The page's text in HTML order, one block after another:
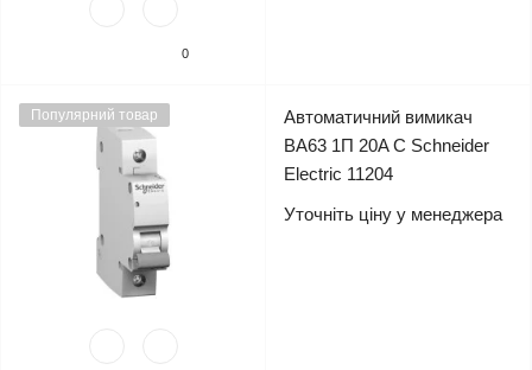
0
Популярний товар
Автоматичний вимикач
ВА63 1П 20A C Schneider
Electric 11204
Уточніть ціну у менеджера